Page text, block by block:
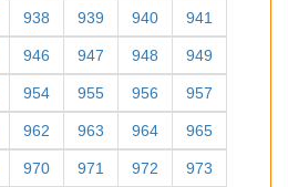
938 939 940 941
946 947 948 949
954 955 956 957
962 963 964 965
970 971 972 973